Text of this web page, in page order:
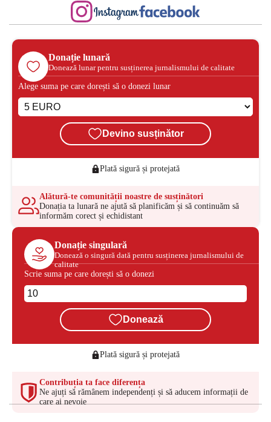
Donație lunară
Donează lunar pentru susținerea jurnalismului de calitate
Alege suma pe care dorești să o donezi lunar
Devino susținător
Plată sigură și protejată
Alătură-te comunității noastre de susținători
Donația ta lunară ne ajută să planificăm și să continuăm să
informăm corect și echidistant
Donație singulară
Donează o singură dată pentru susținerea jurnalismului de
calitate
Scrie suma pe care dorești să o donezi
Donează
Plată sigură și protejată
Contribuția ta face diferența
Ne ajuți să rămânem independenți și să aducem informații de
care ai nevoie